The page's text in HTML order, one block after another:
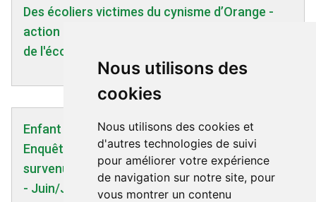
Nous utilisons des
cookies
Nous utilisons des cookies et
d'autres technologies de suivi
pour améliorer votre expérience
de navigation sur notre site, pour
vous montrer un contenu
Des écoliers victimes du cynisme d’Orange -
action prévue le 03/07/2012 à 18h par la FCPE
de l'école maternelle La Marine à Pantin (93)
Enfant | 05/07/2006
Enquête indépendante d'un 'mal mystérieux'
survenu au Collège Marc Seignobos à Chabeuil
- Juin/Juillet 2006